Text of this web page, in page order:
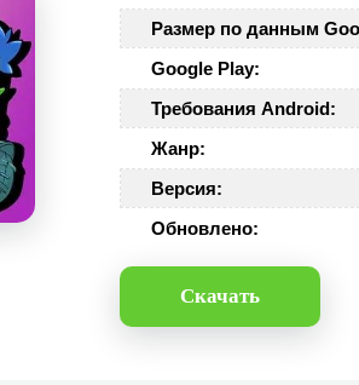
Размер по данным
Google Play:
Требования Android:
Жанр:
Версия:
Обновлено:
Скачать